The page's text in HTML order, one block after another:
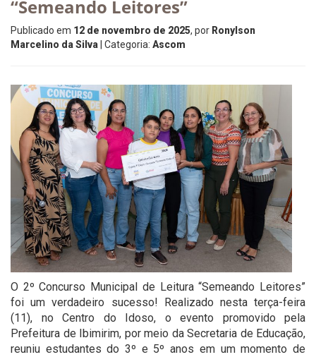
“Semeando Leitores”
Publicado em 12 de novembro de 2025, por Ronylson
Marcelino da Silva | Categoria: Ascom
O 2º Concurso Municipal de Leitura “Semeando Leitores”
foi um verdadeiro sucesso! Realizado nesta terça-feira
(11), no Centro do Idoso, o evento promovido pela
Prefeitura de Ibimirim, por meio da Secretaria de Educação,
reuniu estudantes do 3º e 5º anos em um momento de